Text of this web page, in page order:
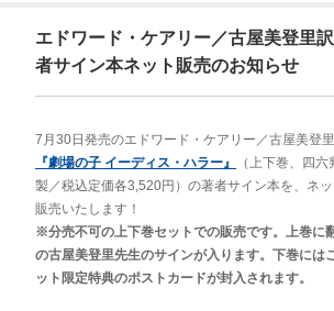
エドワード・ケアリー／古屋美登里
者サイン本ネット販売のお知らせ
7月30日発売のエドワード・ケアリー／古屋美登
『劇場の子 イーディス・ハラー』
（上下巻、四六
製／税込定価各3,520円）の著者サイン本を、ネ
販売いたします！
※分売不可の上下巻セットでの販売です。上巻に
の古屋美登里先生のサインが入ります。下巻には
ット限定特典のポストカードが封入されます。